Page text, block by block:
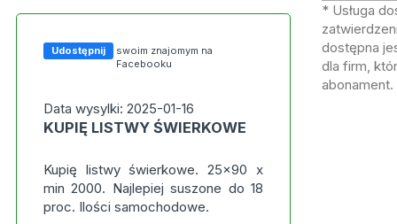
Udostępnij
swoim znajomym na
Facebooku
Data wysylki: 2025-01-16
KUPIĘ LISTWY ŚWIERKOWE
Kupię listwy świerkowe. 25x90 x
min 2000. Najlepiej suszone do 18
proc. Ilości samochodowe.
* Usługa
dostępna
dla firm,
abonament.